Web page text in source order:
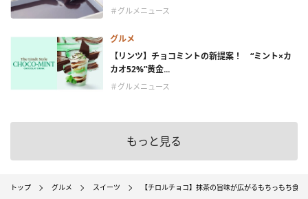
＃グルメニュース
グルメ
【リンツ】チョコミントの新提案！ “ミント×カ
カオ52%”黄金...
＃グルメニュース
もっと見る
トップ グルメ スイーツ 【チロルチョコ】抹茶の旨味が広がるもちっもち